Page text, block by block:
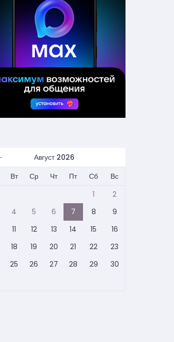
Август 2026
Вт Ср Чт Пт Сб
Вс
1
2
4 5 6 7 8
9
11 12 13 14 15
16
18 19 20 21 22
23
25 26 27 28 29
30